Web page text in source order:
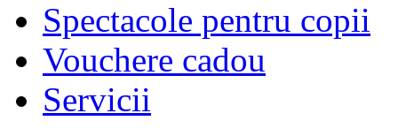
Spectacole pentru copii
Vouchere cadou
Servicii